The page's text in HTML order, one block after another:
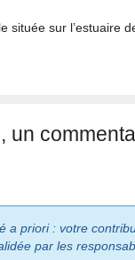
située sur l’estuaire
un
a priori : votre
par les